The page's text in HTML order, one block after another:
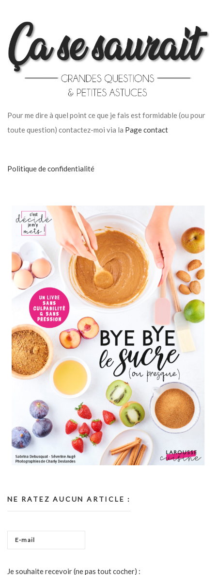
Pour me dire à quel point ce que je fais est formidable (ou pour
toute question) contactez-moi via la Page contact
Politique de confidentialité
NE RATEZ AUCUN ARTICLE :
Je souhaite recevoir (ne pas tout cocher) :